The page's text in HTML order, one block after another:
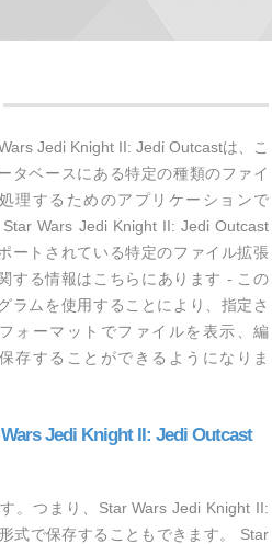
Jedi Knight II: Jedi Outcastは、こ
タベースにある特定の種類のファイ
理するためのアプリケーションで
Wars Jedi Knight II: Jedi Outcast
ートされている特定のファイル拡張
する情報はこちらにあります - この
ラムを使用することにより、指定さ
ォーマットでファイルを表示、編
存することができるようになりま
Jedi Knight II: Jedi Outcast
。つまり、Star Wars Jedi Knight II:
式で保存することもできます。 Star